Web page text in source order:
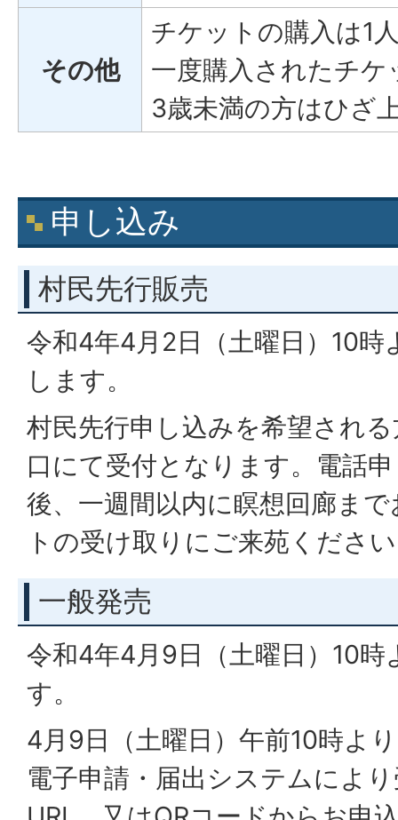
その他
チケットの購入は1
一度購入されたチ
3歳未満の方はひざ
申し込み
村民先行販売
令和4年4月2日（土曜日）10時
します。
村民先行申し込みを希望され
口にて受付となります。電話
後、一週間以内に瞑想回廊ま
トの受け取りにご来苑くださ
一般発売
令和4年4月9日（土曜日）10時
す。
4月9日（土曜日）午前10時よ
電子申請・届出システムによ